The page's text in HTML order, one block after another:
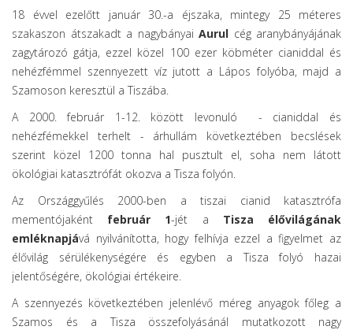
18 évvel ezelőtt január 30.-a éjszaka, mintegy 25 méteres
szakaszon átszakadt a nagybányai Aurul cég aranybányájának
zagytározó gátja, ezzel közel 100 ezer köbméter cianiddal és
nehézfémmel szennyezett víz jutott a Lápos folyóba, majd a
Szamoson keresztül a Tiszába.
A 2000. február 1-12. között levonuló - cianiddal és
nehézfémekkel terhelt - árhullám következtében becslések
szerint közel 1200 tonna hal pusztult el, soha nem látott
ökológiai katasztrófát okozva a Tisza folyón.
Az Országgyűlés 2000-ben a tiszai cianid katasztrófa
mementójaként február 1-jét a Tisza élővilágának
emléknapjává nyilvánította, hogy felhívja ezzel a figyelmet az
élővilág sérülékenységére és egyben a Tisza folyó hazai
jelentőségére, ökológiai értékeire.
A szennyezés következtében jelenlévő méreg anyagok főleg a
Szamos és a Tisza összefolyásánál mutatkozott nagy